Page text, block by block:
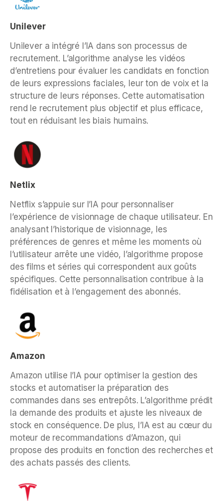
Unilever
Unilever a intégré l’IA dans son processus de
recrutement. L’algorithme analyse les vidéos
d’entretiens pour évaluer les candidats en fonction
de leurs expressions faciales, leur ton de voix et la
structure de leurs réponses. Cette automatisation
rend le recrutement plus objectif et plus efficace,
tout en réduisant les biais humains.
Netlix
Netflix s’appuie sur l’IA pour personnaliser
l’expérience de visionnage de chaque utilisateur. En
analysant l’historique de visionnage, les
préférences de genres et même les moments où
l’utilisateur arrête une vidéo, l’algorithme propose
des films et séries qui correspondent aux goûts
spécifiques. Cette personnalisation contribue à la
fidélisation et à l’engagement des abonnés.
Amazon
Amazon utilise l’IA pour optimiser la gestion des
stocks et automatiser la préparation des
commandes dans ses entrepôts. L’algorithme prédit
la demande des produits et ajuste les niveaux de
stock en conséquence. De plus, l’IA est au cœur du
moteur de recommandations d’Amazon, qui
propose des produits en fonction des recherches et
des achats passés des clients.